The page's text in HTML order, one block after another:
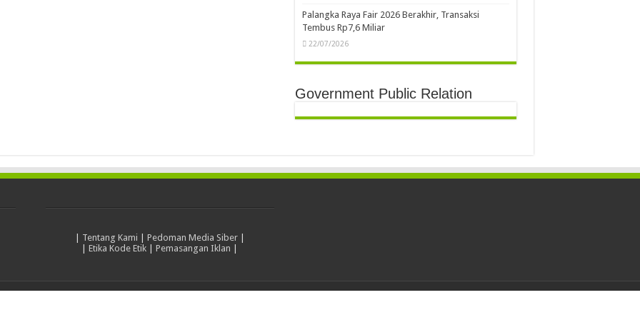
Palangka Raya Fair 2026 Berakhir, Transaksi
Tembus Rp7,6 Miliar
22/07/2026
Government Public Relation
| Tentang Kami | Pedoman Media Siber|
|Etika Kode Etik |Pemasangan Iklan |